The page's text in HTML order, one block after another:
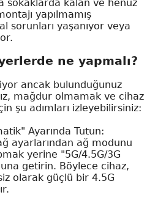
sokaklarda kalan ve henüz
yapılmamış
sorunları yaşanıyor veya
ne yapmalı?
ancak bulunduğunuz
mağdur olmamak ve cihaz
şu adımları izleyebilirsiniz:
Ayarında Tutun:
ayarlarından ağ modunu
yerine "5G/4.5G/3G
getirin. Böylece cihaz,
olarak güçlü bir 4.5G